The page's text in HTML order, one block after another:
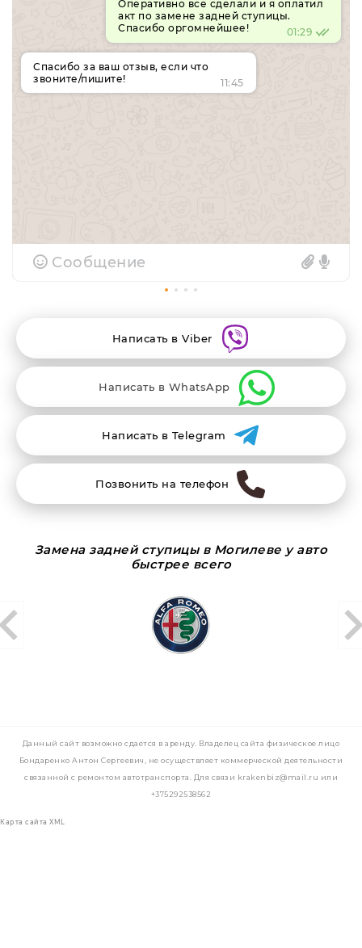
Оперативно все сделали и я оплатил
акт по замене задней ступицы.
Спасибо оргомнейшее!
01:29
Спасибо за ваш отзыв, если что
звоните/пишите!
11:45
Сообщение
Написать в Viber
Написать в WhatsApp
Написать в Telegram
Позвонить на телефон
Замена задней ступицы в Могилеве у авто
быстрее всего
Данный сайт возможно сдается в аренду. Владелец сайта физическое лицо
Бондаренко Антон Сергеевич, не осуществляет коммерческой деятельности
связанной с ремонтом автотранспорта. Для связи krakenbiz@mail.ru или
+375292538562
Карта сайта XML